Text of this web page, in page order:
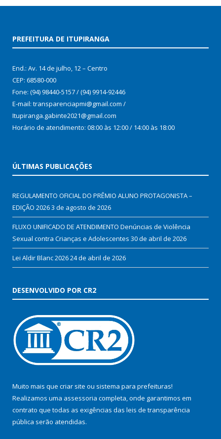
PREFEITURA DE ITUPIRANGA
End.: Av. 14 de julho, 12 – Centro
CEP: 68580-000
Fone: (94) 98440-5157 / (94) 9914-92446
E-mail: transparenciapmi@gmail.com /
Itupiranga.gabinte2021@gmail.com
Horário de atendimento: 08:00 às 12:00 / 14:00 às 18:00
ÚLTIMAS PUBLICAÇÕES
REGULAMENTO OFICIAL DO PRÊMIO ALUNO PROTAGONISTA –
EDIÇÃO 20263 de agosto de 2026
FLUXO UNIFICADO DE ATENDIMENTO Denúncias de Violência
Sexual contra Crianças e Adolescentes 30 de abril de 2026
Lei Aldir Blanc 202624 de abril de 2026
DESENVOLVIDO POR CR2
Muito mais que criar site ou sistema para prefeituras!
Realizamos uma assessoria completa, onde garantimos em
contrato que todas as exigências das leis de transparência
pública serão atendidas.